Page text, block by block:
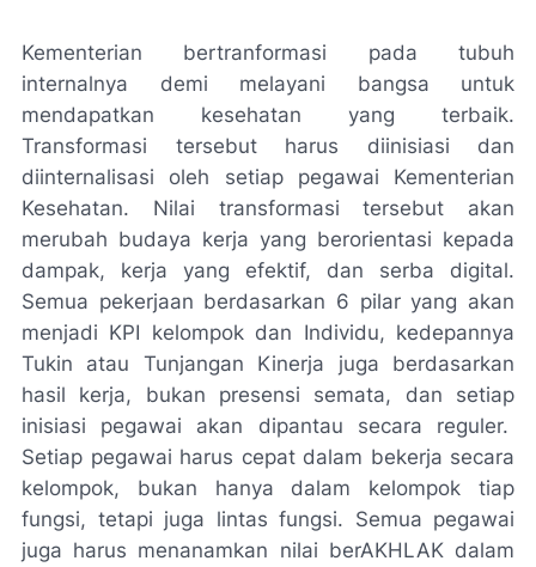
Kementerian bertranformasi pada tubuh
internalnya demi melayani bangsa untuk
mendapatkan kesehatan yang terbaik.
Transformasi tersebut harus diinisiasi dan
diinternalisasi oleh setiap pegawai Kementerian
Kesehatan. Nilai transformasi tersebut akan
merubah budaya kerja yang berorientasi kepada
dampak, kerja yang efektif, dan serba digital.
Semua pekerjaan berdasarkan 6 pilar yang akan
menjadi KPI kelompok dan Individu, kedepannya
Tukin atau Tunjangan Kinerja juga berdasarkan
hasil kerja, bukan presensi semata, dan setiap
inisiasi pegawai akan dipantau secara reguler.
Setiap pegawai harus cepat dalam bekerja secara
kelompok, bukan hanya dalam kelompok tiap
fungsi, tetapi juga lintas fungsi. Semua pegawai
juga harus menanamkan nilai berAKHLAK dalam